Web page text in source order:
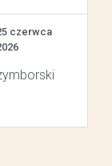
czerwca